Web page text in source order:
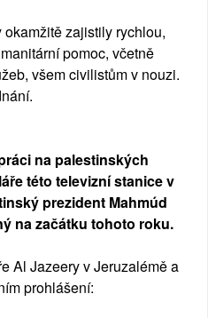
zajistily rychlou,
pomoc, včetně
všem civilistům v nouzi.
na palestinských
této televizní stanice v
prezident Mahmúd
na začátku tohoto roku.
Al Jazeery v Jeruzalémě a
prohlášení: